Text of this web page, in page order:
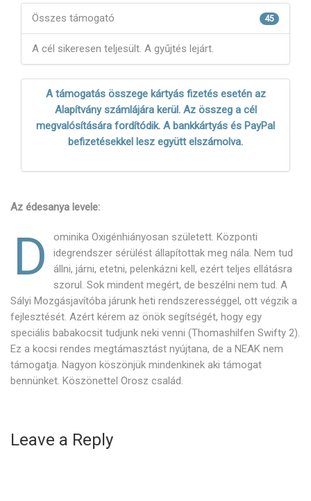
Összes támogató 45
A cél sikeresen teljesült. A gyűjtés lejárt.
A támogatás összege kártyás fizetés esetén az
Alapítvány számlájára kerül. Az összeg a cél
megvalósítására fordítódik. A bankkártyás és PayPal
befizetésekkel lesz együtt elszámolva.
Az édesanya levele:
D
ominika Oxigénhiányosan született. Központi
idegrendszer sérülést állapítottak meg nála. Nem tud
állni, járni, etetni, pelenkázni kell, ezért teljes ellátásra
szorul. Sok mindent megért, de beszélni nem tud. A
Sályi Mozgásjavítóba járunk heti rendszerességgel, ott végzik a
fejlesztését. Azért kérem az önök segítségét, hogy egy
speciális babakocsit tudjunk neki venni (Thomashilfen Swifty 2).
Ez a kocsi rendes megtámasztást nyújtana, de a NEAK nem
támogatja. Nagyon köszönjük mindenkinek aki támogat
bennünket. Köszönettel Orosz család.
Leave a Reply